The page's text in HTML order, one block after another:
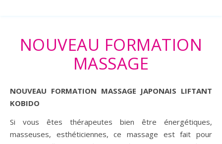
NOUVEAU FORMATION
MASSAGE
NOUVEAU FORMATION MASSAGE JAPONAIS LIFTANT
KOBIDO
Si vous êtes thérapeutes bien être énergétiques,
masseuses, esthéticiennes, ce massage est fait pour